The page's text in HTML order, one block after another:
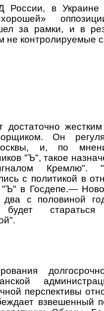
в Украине
за рамки, и в
не контролируемые
Он
и, по
"Ъ", такое
с политикой в
"Ъ" в Госдепе.—
с половиной
стараться
перспективы
взвешенный